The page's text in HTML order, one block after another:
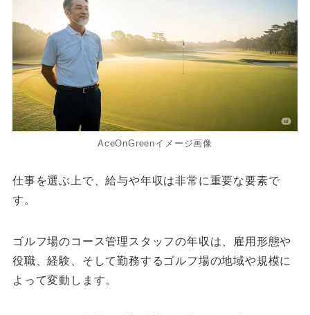
AceOnGreenイメージ画像
仕事を選ぶ上で、給与や年収は非常に重要な要素で
す。
ゴルフ場のコース管理スタッフの年収は、雇用形態や
役職、経験、そして勤務するゴルフ場の地域や規模に
よって変動します。